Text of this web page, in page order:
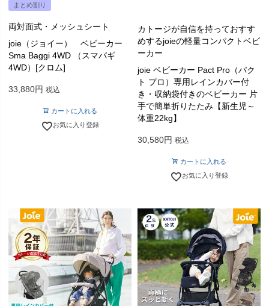
まとめ割り
両対面式・メッシュシート
joie（ジョイー） ベビーカー
Sma Baggi 4WD （スマバギ
4WD）[クロム]
33,880 税込
カートに入れる
お気に入り登録
カトージが自信を持っておすす
めするjoieの軽量コンパクトベビ
ーカー
joie ベビーカー Pact Pro（パク
ト プロ）専用レインカバー付
き・収納袋付きのベビーカー 片
手で簡単折りたたみ【新生児～
体重22kg】
30,580 税込
カートに入れる
お気に入り登録